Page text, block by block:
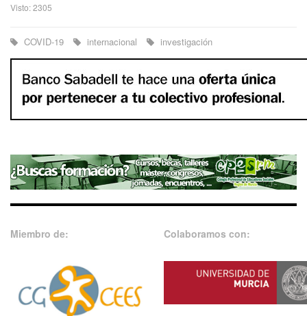
Visto: 2305
COVID-19 internacional investigación
Miembro de: Colaboramos con: